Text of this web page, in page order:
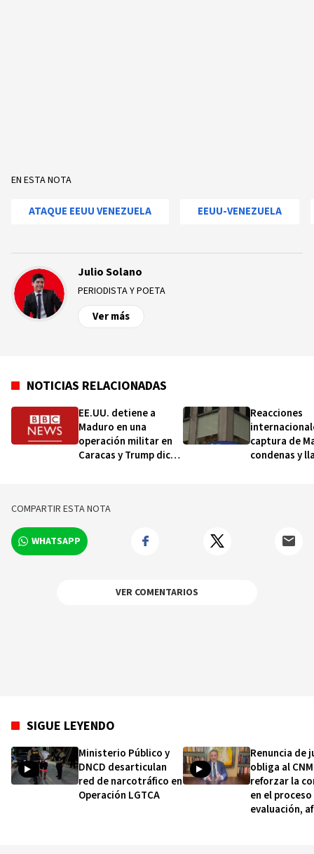
EN ESTA NOTA
ATAQUE EEUU VENEZUELA EEUU-VENEZUELA
Julio Solano
PERIODISTA Y POETA
Ver más
NOTICIAS RELACIONADAS
EE.UU. detiene a
Maduro en una
operación militar en
Caracas y Trump dice
Reacciones
captura de
condenas y
COMPARTIR ESTA NOTA
WHATSAPP
VER COMENTARIOS
SIGUE LEYENDO
Ministerio Público y
DNCD desarticulan
red de narcotráfico en
Operación LGTCA
Renuncia de
obliga al
reforzar la
en el
evaluación,